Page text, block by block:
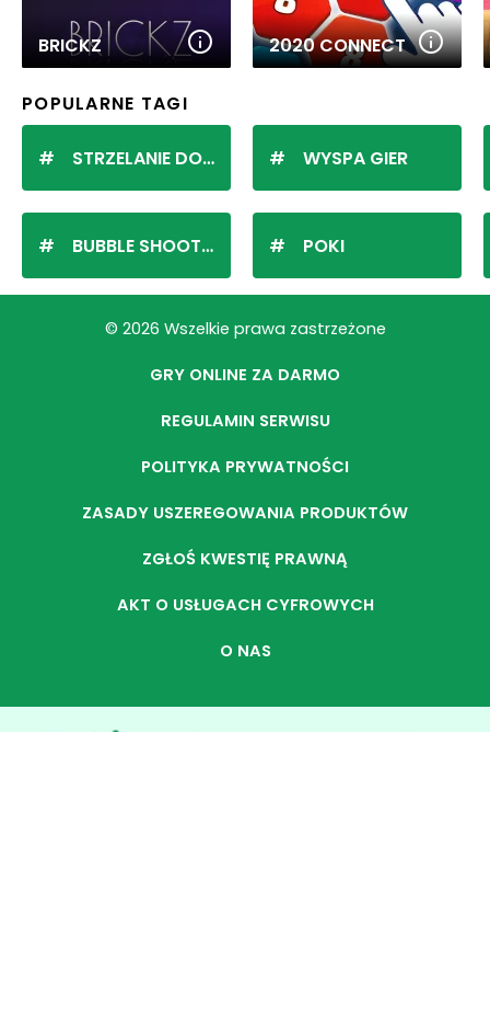
BRICKZ 2020 CONNECT
POPULARNE TAGI
STRZELANIE DO KULEK
BUBBLE SHOOTER
WYSPA GIER
POKI
© 2026 Wszelkie prawa zastrzeżone
GRY ONLINE ZA DARMO
REGULAMIN SERWISU
POLITYKA PRYWATNOŚCI
ZASADY USZEREGOWANIA PRODUKTÓW
ZGŁOŚ KWESTIĘ PRAWNĄ
AKT O USŁUGACH CYFROWYCH
O NAS